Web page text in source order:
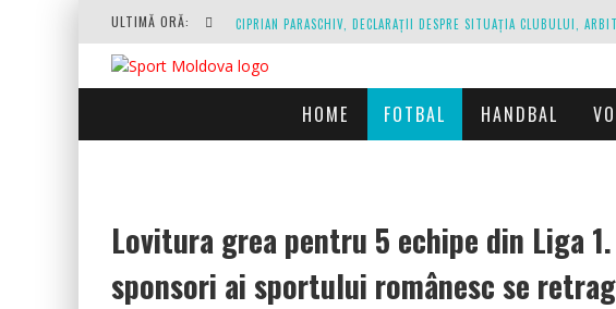
ULTIMĂ ORĂ:
HOME FOTBAL HANDBAL
Lovitura grea pentru 5 echipe din Liga
sponsori ai sportului românesc se